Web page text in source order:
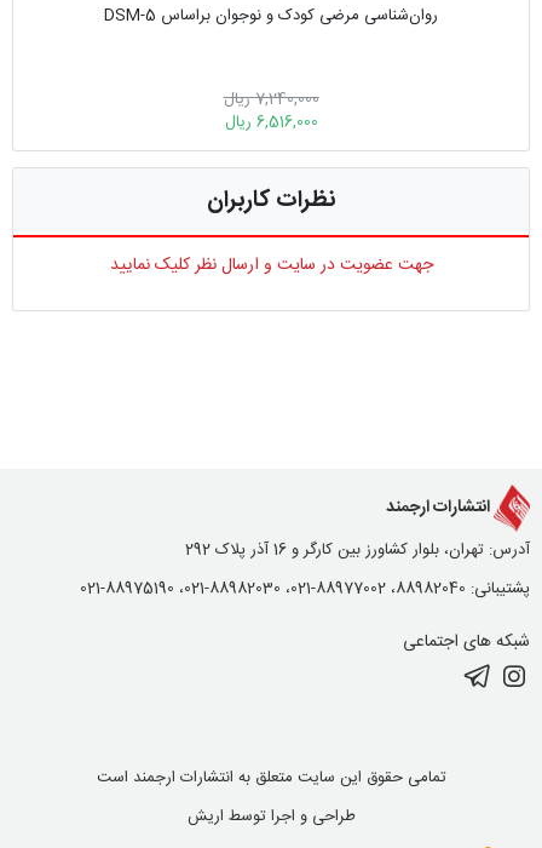
روان‌شناسی مرضی کودک و نوجوان براساس DSM-5
7,240,000 ریال
6,516,000 ریال
نظرات کاربران
جهت عضویت در سایت و ارسال نظر کلیک نمایید
انتشارات ارجمند
آدرس: تهران، بلوار کشاورز بین کارگر و 16 آذر پلاک 292
پشتیبانی: 88982040، 88977002-021، 88982030-021، 88975190-021
شبکه های اجتماعی
تمامی حقوق این سایت متعلق به انتشارات ارجمند است
طراحی و اجرا توسط اریش